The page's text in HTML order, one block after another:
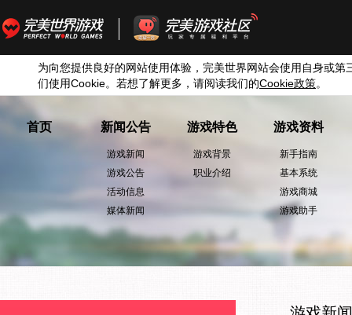
为向您提供良好的网站使用体验，完美世界网站会使用自身或第
们使用Cookie。若想了解更多，请阅读我们的Cookie政策。
首页 新闻公告
游戏新闻
游戏公告
活动信息
媒体新闻
游戏特色
游戏背景
职业介绍
游戏资料
新手指南
基本系统
游戏商城
游戏助手